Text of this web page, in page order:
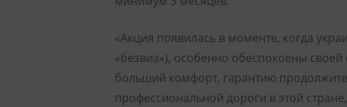
«Акция появилась в моменте, когда
«безвиз»), особенно обеспокоены
больший комфорт, гарантию
профессиональной дороги в этой